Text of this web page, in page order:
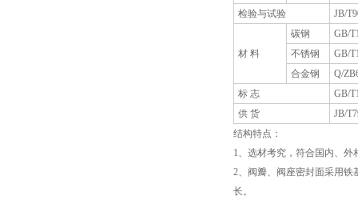
检验与试验
JB/
材 料
碳钢
GB/
不锈钢
GB/
合金钢
Q/
标 志
GB/
供 货
JB/
结构特点：
1、选材考究，符合国内、
2、阀瓣、阀座密封面采用铁
长。